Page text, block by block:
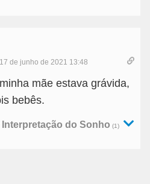
17 de junho de 2021 13:48
mãe estava grávida,
bebês.
Interpretação do Sonho (1)